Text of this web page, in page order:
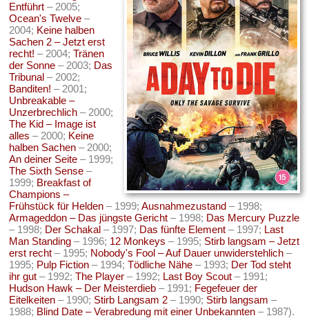
Entführt – 2005;
Ocean's Twelve –
2004; Keine halben
Sachen 2 – Jetzt erst
recht! – 2004;Tränen
der Sonne – 2003; Das
Tribunal – 2002;
Banditen! – 2001;
Unbreakable –
Unzerbrechlich – 2000;
The Kid – Image ist
alles – 2000; Keine
halben Sachen – 2000;
An deiner Seite – 1999;
The Sixth Sense –
1999; Breakfast of
Champions –
Frühstück für Helden – 1999;Ausnahmezustand – 1998;
Armageddon – Das jüngste Gericht – 1998; Das Mercury Puzzle
– 1998; Der Schakal – 1997; Das fünfte Element – 1997; Last
Man Standing – 1996; 12 Monkeys – 1995; Stirb langsam – Jetzt
erst recht – 1995; Nobody's Fool – Auf Dauer unwiderstehlich –
1995; Pulp Fiction – 1994;Tödliche Nähe – 1993; Der Tod steht
ihr gut – 1992;The Player – 1992; Last Boy Scout – 1991;
Hudson Hawk – Der Meisterdieb – 1991; Fegefeuer der
Eitelkeiten – 1990; Stirb Langsam 2 – 1990; Stirb langsam –
1988; Blind Date – Verabredung mit einer Unbekannten – 1987).